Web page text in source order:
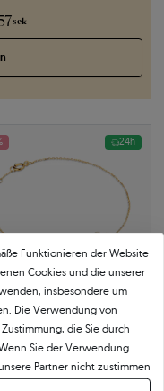
sek
24h
Kleeblatt mit weißem
0,01 ct 18 cm, 585er
Funktionieren der Website
Cookies und die unserer
insbesondere um
Die Verwendung von
die Sie durch
Sie der Verwendung
Partner nicht zustimmen
und bestimmen Sie Ihre